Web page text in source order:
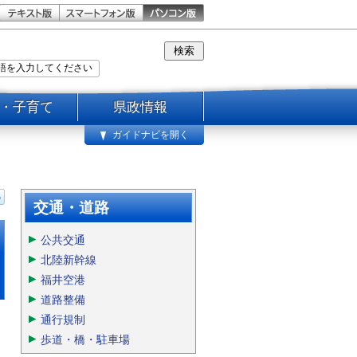
子育て 県政情報
ガイドナビを開く
交通・道路
公共交通
北陸新幹線
福井空港
道路整備
通行規制
歩道・橋・駐車場